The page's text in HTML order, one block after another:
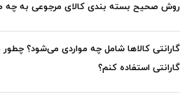
روش صحیح بسته بندی کالای مرجوعی به
گارانتی کالاها شامل چه مواردی می‏‌شود؟ چطور
گارانتی استفاده کنم؟